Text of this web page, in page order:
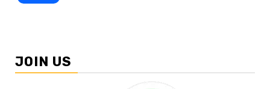
JOIN US